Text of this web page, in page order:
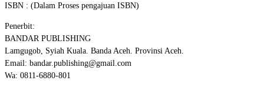
ISBN : (Dalam Proses pengajuan ISBN)
Penerbit:
BANDAR PUBLISHING
Lamgugob, Syiah Kuala. Banda Aceh. Provinsi Aceh.
Email: bandar.publishing@gmail.com
Wa: 0811-6880-801